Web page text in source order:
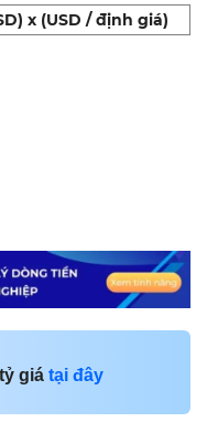
x (USD / định giá)
giá tại đây